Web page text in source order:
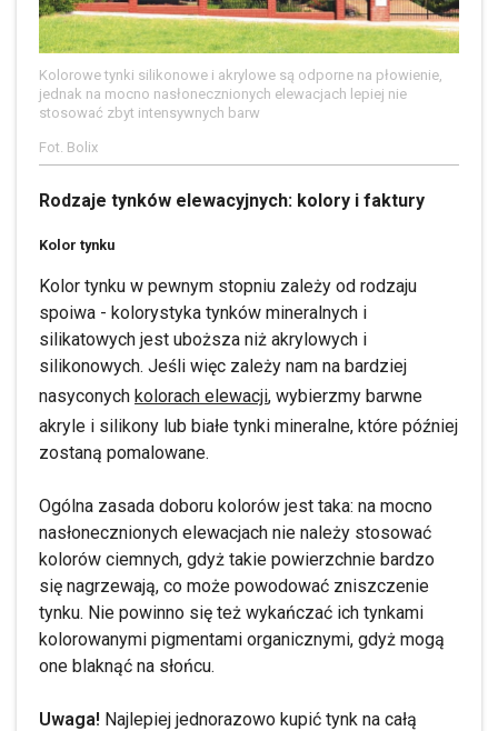
Kolorowe tynki silikonowe i akrylowe są odporne na płowienie,
jednak na mocno nasłonecznionych elewacjach lepiej nie
stosować zbyt intensywnych barw
Fot. Bolix
Rodzaje tynków elewacyjnych: kolory i faktury
Kolor tynku
Kolor tynku w pewnym stopniu zależy od rodzaju
spoiwa - kolorystyka tynków mineralnych i
silikatowych jest uboższa niż akrylowych i
silikonowych. Jeśli więc zależy nam na bardziej
nasyconych kolorach elewacji, wybierzmy barwne
akryle i silikony lub białe tynki mineralne, które później
zostaną pomalowane.
Ogólna zasada doboru kolorów jest taka: na mocno
nasłonecznionych elewacjach nie należy stosować
kolorów ciemnych, gdyż takie powierzchnie bardzo
się nagrzewają, co może powodować zniszczenie
tynku. Nie powinno się też wykańczać ich tynkami
kolorowanymi pigmentami organicznymi, gdyż mogą
one blaknąć na słońcu.
Uwaga! Najlepiej jednorazowo kupić tynk na całą